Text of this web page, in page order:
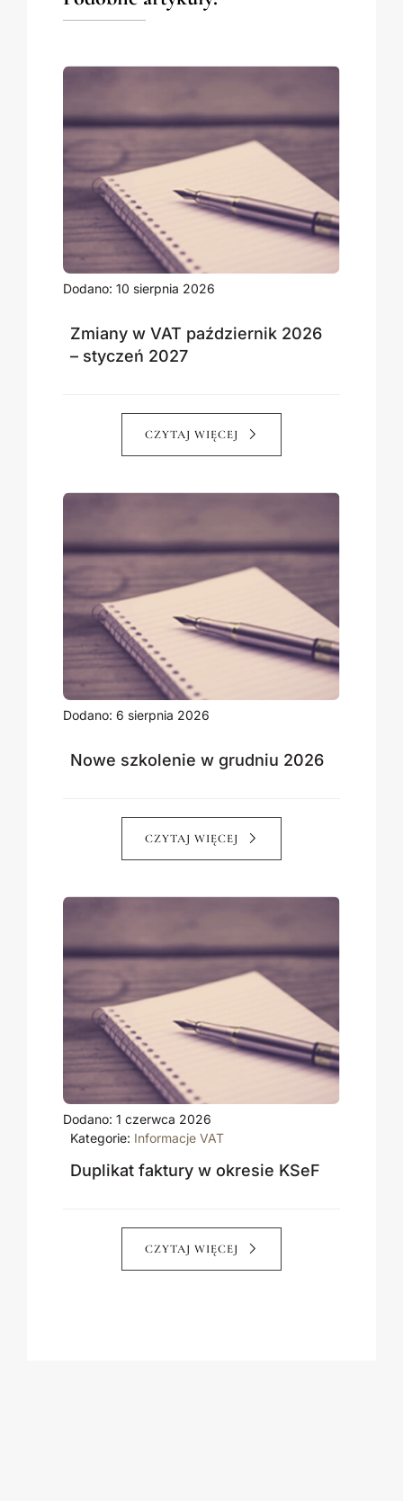
Dodano: 10 sierpnia 2026
Zmiany w VAT październik 2026
– styczeń 2027
CZYTAJ WIĘCEJ
Dodano: 6 sierpnia 2026
Nowe szkolenie w grudniu 2026
CZYTAJ WIĘCEJ
Dodano: 1 czerwca 2026
Kategorie: Informacje VAT
Duplikat faktury w okresie KSeF
CZYTAJ WIĘCEJ